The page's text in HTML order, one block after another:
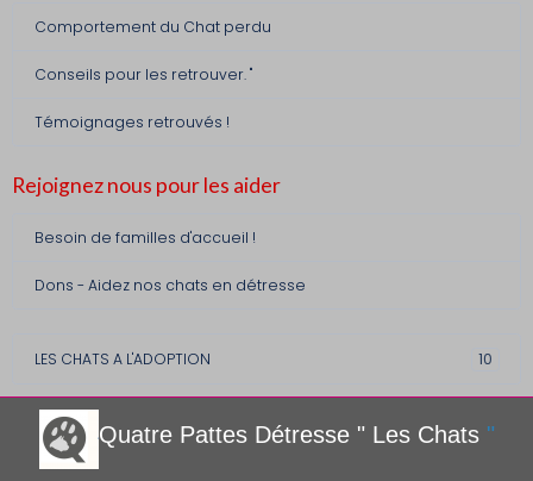
Comportement du Chat perdu
Conseils pour les retrouver. "
Témoignages retrouvés !
Rejoignez nous pour les aider
Besoin de familles d'accueil !
Dons - Aidez nos chats en détresse
LES CHATS A L'ADOPTION 10
Quatre Pattes Détresse " Les Chats "